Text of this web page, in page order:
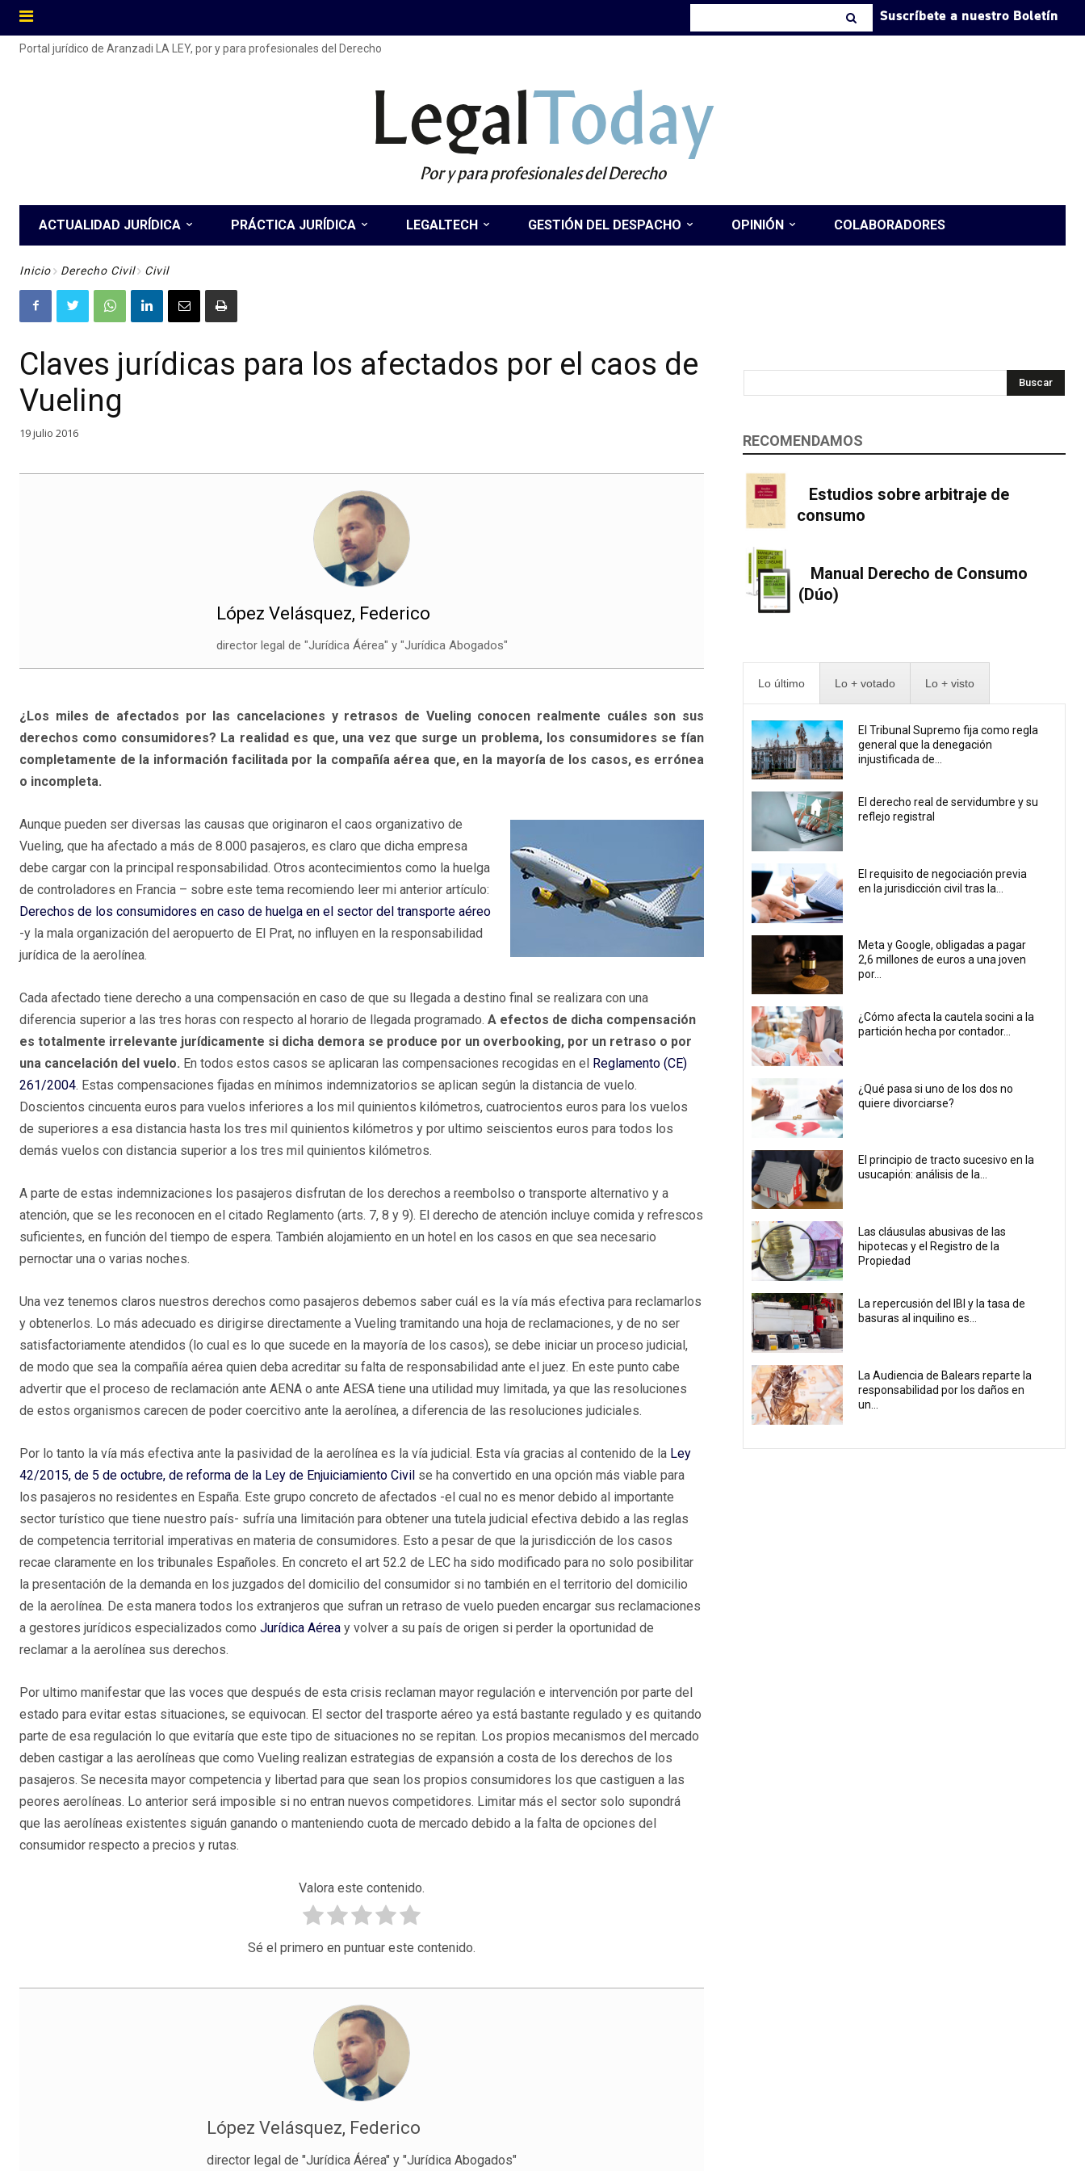
Suscríbete a nuestro Boletín
Portal jurídico de Aranzadi LA LEY, por y para profesionales del Derecho
LegalToday
Por y para profesionales del Derecho
ACTUALIDAD JURÍDICA PRÁCTICA JURÍDICA LEGALTECH GESTIÓN DEL DESPACHO OPINIÓN COLABORADORES
Inicio Derecho Civil Civil
Claves jurídicas para los afectados por el caos de
Vueling
19 julio 2016
López Velásquez, Federico
director legal de "Jurídica Áérea" y "Jurídica Abogados"
¿Los miles de afectados por las cancelaciones y retrasos de Vueling conocen realmente cuáles son sus
derechos como consumidores? La realidad es que, una vez que surge un problema, los consumidores se fían
completamente de la información facilitada por la compañía aérea que, en la mayoría de los casos, es errónea
o incompleta.
Aunque pueden ser diversas las causas que originaron el caos organizativo de
Vueling, que ha afectado a más de 8.000 pasajeros, es claro que dicha empresa
debe cargar con la principal responsabilidad. Otros acontecimientos como la huelga
de controladores en Francia – sobre este tema recomiendo leer mi anterior artículo:
Derechos de los consumidores en caso de huelga en el sector del transporte aéreo
-y la mala organización del aeropuerto de El Prat, no influyen en la responsabilidad
jurídica de la aerolínea.
Cada afectado tiene derecho a una compensación en caso de que su llegada a destino final se realizara con una
diferencia superior a las tres horas con respecto al horario de llegada programado. A efectos de dicha compensación
es totalmente irrelevante jurídicamente si dicha demora se produce por un overbooking, por un retraso o por
una cancelación del vuelo. En todos estos casos se aplicaran las compensaciones recogidas en el
Reglamento (CE)
261/2004. Estas compensaciones fijadas en mínimos indemnizatorios se aplican según la distancia de vuelo.
Doscientos cincuenta euros para vuelos inferiores a los mil quinientos kilómetros, cuatrocientos euros para los vuelos
de superiores a esa distancia hasta los tres mil quinientos kilómetros y por ultimo seiscientos euros para todos los
demás vuelos con distancia superior a los tres mil quinientos kilómetros.
A parte de estas indemnizaciones los pasajeros disfrutan de los derechos a reembolso o transporte alternativo y a
atención, que se les reconocen en el citado Reglamento (arts. 7, 8 y 9). El derecho de atención incluye comida y refrescos
suficientes, en función del tiempo de espera. También alojamiento en un hotel en los casos en que sea necesario
pernoctar una o varias noches.
Una vez tenemos claros nuestros derechos como pasajeros debemos saber cuál es la vía más efectiva para reclamarlos
y obtenerlos. Lo más adecuado es dirigirse directamente a Vueling tramitando una hoja de reclamaciones, y de no ser
satisfactoriamente atendidos (lo cual es lo que sucede en la mayoría de los casos), se debe iniciar un proceso judicial,
de modo que sea la compañía aérea quien deba acreditar su falta de responsabilidad ante el juez. En este punto cabe
advertir que el proceso de reclamación ante AENA o ante AESA tiene una utilidad muy limitada, ya que las resoluciones
de estos organismos carecen de poder coercitivo ante la aerolínea, a diferencia de las resoluciones judiciales.
Por lo tanto la vía más efectiva ante la pasividad de la aerolínea es la vía judicial. Esta vía gracias al contenido de la Ley
42/2015, de 5 de octubre, de reforma de la Ley de Enjuiciamiento Civil se ha convertido en una opción más viable para
los pasajeros no residentes en España. Este grupo concreto de afectados -el cual no es menor debido al importante
sector turístico que tiene nuestro país- sufría una limitación para obtener una tutela judicial efectiva debido a las reglas
de competencia territorial imperativas en materia de consumidores. Esto a pesar de que la jurisdicción de los casos
recae claramente en los tribunales Españoles. En concreto el art 52.2 de LEC ha sido modificado para no solo posibilitar
la presentación de la demanda en los juzgados del domicilio del consumidor si no también en el territorio del domicilio
de la aerolínea. De esta manera todos los extranjeros que sufran un retraso de vuelo pueden encargar sus reclamaciones
a gestores jurídicos especializados como Jurídica Aérea y volver a su país de origen si perder la oportunidad de
reclamar a la aerolínea sus derechos.
Por ultimo manifestar que las voces que después de esta crisis reclaman mayor regulación e intervención por parte del
estado para evitar estas situaciones, se equivocan. El sector del trasporte aéreo ya está bastante regulado y es quitando
parte de esa regulación lo que evitaría que este tipo de situaciones no se repitan. Los propios mecanismos del mercado
deben castigar a las aerolíneas que como Vueling realizan estrategias de expansión a costa de los derechos de los
pasajeros. Se necesita mayor competencia y libertad para que sean los propios consumidores los que castiguen a las
peores aerolíneas. Lo anterior será imposible si no entran nuevos competidores. Limitar más el sector solo supondrá
que las aerolíneas existentes siguán ganando o manteniendo cuota de mercado debido a la falta de opciones del
consumidor respecto a precios y rutas.
Valora este contenido.
Sé el primero en puntuar este contenido.
López Velásquez, Federico
director legal de "Jurídica Áérea" y "Jurídica Abogados"
Buscar
RECOMENDAMOS
Estudios sobre arbitraje de
consumo
Manual Derecho de Consumo
(Dúo)
Lo último Lo + votado Lo + visto
El Tribunal Supremo fija como regla
general que la denegación
injustificada de...
El derecho real de servidumbre y su
reflejo registral
El requisito de negociación previa
en la jurisdicción civil tras la...
Meta y Google, obligadas a pagar
2,6 millones de euros a una joven
por...
¿Cómo afecta la cautela socini a la
partición hecha por contador...
¿Qué pasa si uno de los dos no
quiere divorciarse?
El principio de tracto sucesivo en la
usucapión: análisis de la...
Las cláusulas abusivas de las
hipotecas y el Registro de la
Propiedad
La repercusión del IBI y la tasa de
basuras al inquilino es...
La Audiencia de Balears reparte la
responsabilidad por los daños en
un...